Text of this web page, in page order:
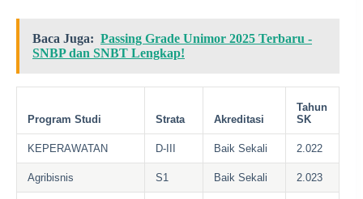
Baca Juga: Passing Grade Unimor 2025 Terbaru -
SNBP dan SNBT Lengkap!
Program Studi Strata Akreditasi
Tahun
SK
KEPERAWATAN D-III Baik Sekali 2.022
Agribisnis S1 Baik Sekali 2.023